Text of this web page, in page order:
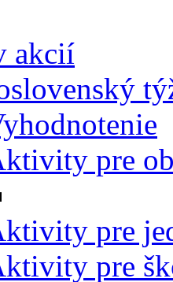
akcií
pre
pre
pre